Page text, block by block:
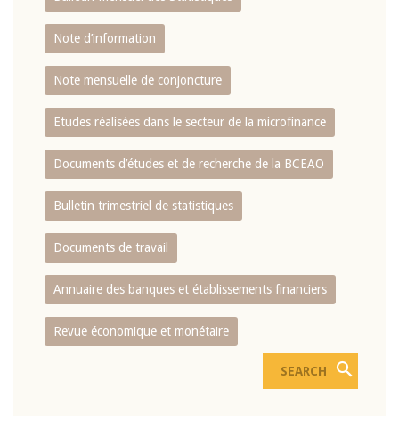
Note d’information
Note mensuelle de conjoncture
Etudes réalisées dans le secteur de la microfinance
Documents d’études et de recherche de la BCEAO
Bulletin trimestriel de statistiques
Documents de travail
Annuaire des banques et établissements financiers
Revue économique et monétaire